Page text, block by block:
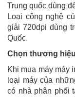
Trung quốc dùng
Loại công nghệ
giải 720dpi dùng
Quốc.
Chọn thương
Khi mua máy máy
loại máy của
có nhà phân phối